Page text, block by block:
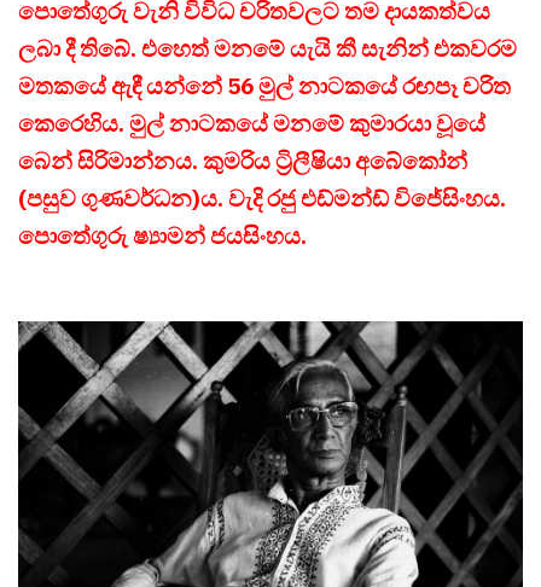
පොතේගුරු වැනි විවිධ චරිතවලට තම දායකත්වය
ලබා දී තිබේ. එහෙත් මනමේ යැයි කී සැනින් එකවරම
මතකයේ ඇඳී යන්නේ 56 මුල් නාටකයේ රඟපෑ චරිත
කෙරෙහිය. මුල් නාටකයේ මනමේ කුමාරයා වූයේ
බෙන් සිරිමාන්නය. කුමරිය ට්‍රිලීෂියා අබේකෝන්
(පසුව ගුණවර්ධන)ය. වැදි රජු එඩ්මන්ඩ් විජේසිංහය.
පොතේගුරු ෂ්‍යාමන් ජයසිංහය.